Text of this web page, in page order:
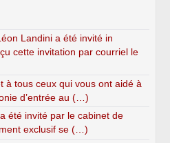
Landini a été invité in
cette invitation par courriel le
à tous ceux qui vous ont aidé à
d’entrée au (…)
été invité par le cabinet de
exclusif se (…)